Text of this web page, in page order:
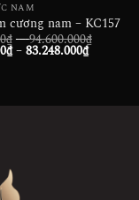
NAM
cương nam – KC157
₫ – 94.600.000₫
₫ – 83.248.000₫Khoảng
giá: